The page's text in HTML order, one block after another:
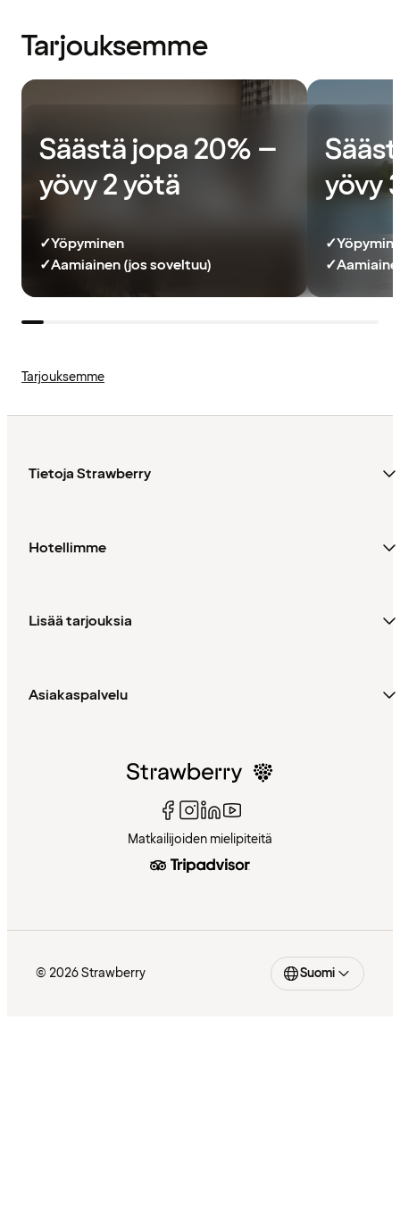
Tarjouksemme
Säästä jopa 20% –
yövy 2 yötä
✓Yöpyminen
✓Aamiainen (jos soveltuu)
yövy
✓
✓
Tarjouksemme
Tietoja Strawberry
Hotellimme
Lisää tarjouksia
Asiakaspalvelu
Matkailijoiden mielipiteitä
© 2026 Strawberry Suomi